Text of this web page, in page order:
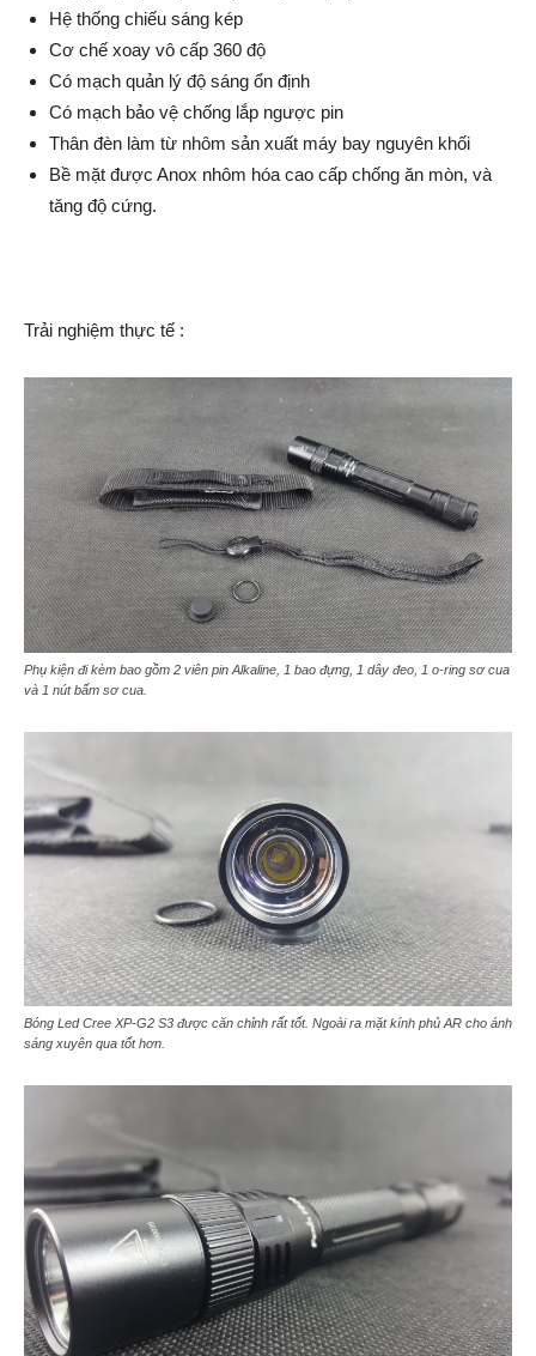
Hệ thống chiếu sáng kép
Cơ chế xoay vô cấp 360 độ
Có mạch quản lý độ sáng ổn định
Có mạch bảo vệ chống lắp ngược pin
Thân đèn làm từ nhôm sản xuất máy bay nguyên khối
Bề mặt được Anox nhôm hóa cao cấp chống ăn mòn, và
tăng độ cứng.
Trải nghiệm thực tế :
Phụ kiện đi kèm bao gồm 2 viên pin Alkaline, 1 bao đựng, 1 dây đeo, 1 o-ring sơ cua
và 1 nút bấm sơ cua.
Bóng Led Cree XP-G2 S3 được căn chỉnh rất tốt. Ngoài ra mặt kính phủ AR cho ánh
sáng xuyên qua tốt hơn.